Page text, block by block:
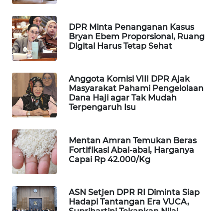
DPR Minta Penanganan Kasus
Bryan Ebem Proporsional, Ruang
Digital Harus Tetap Sehat
Anggota Komisi VIII DPR Ajak
Masyarakat Pahami Pengelolaan
Dana Haji agar Tak Mudah
Terpengaruh Isu
Mentan Amran Temukan Beras
Fortifikasi Abal-abal, Harganya
Capai Rp 42.000/Kg
ASN Setjen DPR RI Diminta Siap
Hadapi Tantangan Era VUCA,
TRAVEL
WAHANA
TV
WAHANANEWS
ID
WAHANANEWS
CO ID
WAHANANEWS
NET
WAHANA
SPORT